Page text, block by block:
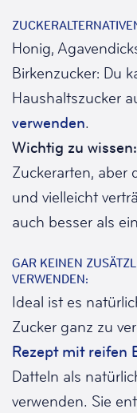
Honig,
Birkenzucker: Du
Haushaltszucker
verwenden.
Wichtig zu wissen:
Zuckerarten, aber
und vielleicht
auch besser als
GAR KEINEN
VERWENDEN:
Ideal ist es
Zucker ganz zu
Rezept mit reifen
Datteln als
verwenden. Sie